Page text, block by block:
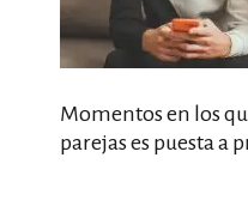
Momentos en los
parejas es puesta a